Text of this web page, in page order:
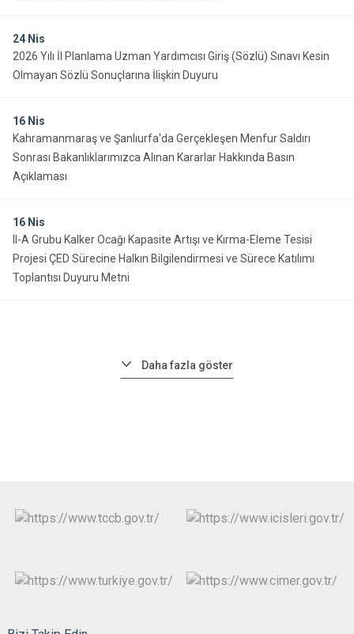
24 Nis
2026 Yılı İl Planlama Uzman Yardımcısı Giriş (Sözlü) Sınavı Kesin
Olmayan Sözlü Sonuçlarına İlişkin Duyuru
16 Nis
Kahramanmaraş ve Şanlıurfa'da Gerçekleşen Menfur Saldırı
Sonrası Bakanlıklarımızca Alınan Kararlar Hakkında Basın
Açıklaması
16 Nis
II-A Grubu Kalker Ocağı Kapasite Artışı ve Kırma-Eleme Tesisi
Projesi ÇED Sürecine Halkın Bilgilendirmesi ve Sürece Katılımı
Toplantısı Duyuru Metni
Daha fazla göster